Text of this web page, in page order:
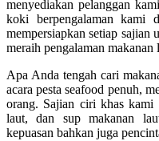
menyediakan pelanggan
koki berpengalaman kami
mempersiapkan setiap sajian
meraih pengalaman makanan
Apa Anda tengah cari
acara pesta seafood penuh,
orang. Sajian ciri khas kami
laut, dan sup makanan
kepuasan bahkan juga